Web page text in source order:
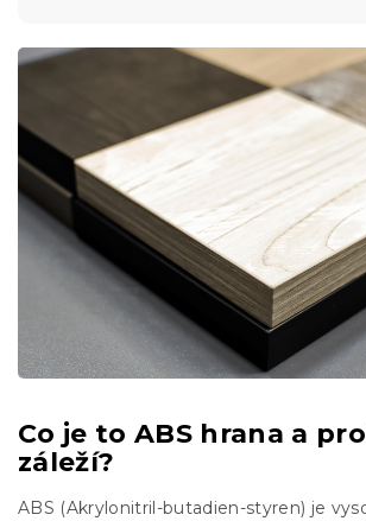
Co je to ABS hrana a
záleží?
ABS (Akrylonitril-butadien-styren) je